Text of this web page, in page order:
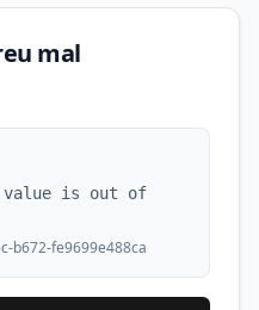
mal
value is out of
b672-fe9699e488ca